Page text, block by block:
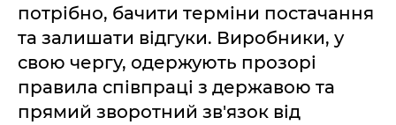
потрібно, бачити терміни постачання
та залишати відгуки. Виробники, у
свою чергу, одержують прозорі
правила співпраці з державою та
прямий зворотний зв'язок від